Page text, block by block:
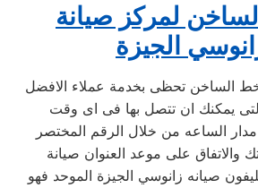
لمركز صيانة
الجيزة
الساخن تحظى بخدمة عملاء الافضل
يمكنك ان تتصل بها فى اى وقت
مدار الساعه من خلال الرقم المختصر
والاتفاق على موعد العنوان صيانة
صيانه زانوسي الجيزة الموحد فهو